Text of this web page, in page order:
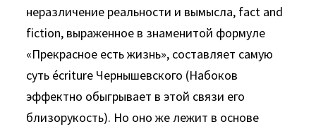
неразличение реальности и вымысла, fact and
fiction, выраженное в знаменитой формуле
«Прекрасное есть жизнь», составляет самую
суть écriture Чернышевского (Набоков
эффектно обыгрывает в этой связи его
близорукость). Но оно же лежит в основе